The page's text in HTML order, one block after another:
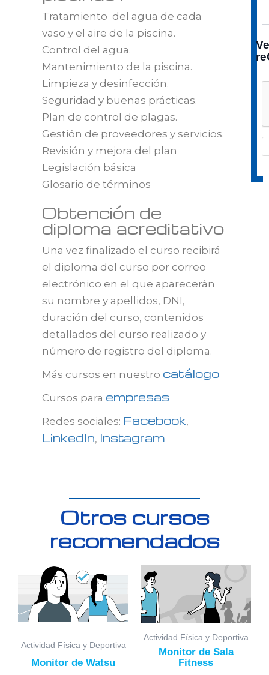
Tratamiento del agua de cada
vaso y el aire de la piscina.
Control del agua.
Mantenimiento de la piscina.
Limpieza y desinfección.
Seguridad y buenas prácticas.
Plan de control de plagas.
Gestión de proveedores y servicios.
Revisión y mejora del plan
Legislación básica
Glosario de términos
Obtención de
diploma acreditativo
Una vez finalizado el curso recibirá
el diploma del curso por correo
electrónico en el que aparecerán
su nombre y apellidos, DNI,
duración del curso, contenidos
detallados del curso realizado y
número de registro del diploma.
Más cursos en nuestro catálogo
Cursos para empresas
Redes sociales: Facebook,
LinkedIn, Instagram
Otros cursos
recomendados
Actividad Física y Deportiva
Monitor de Watsu
Actividad Física y Deportiva
Monitor de Sala
Fitness